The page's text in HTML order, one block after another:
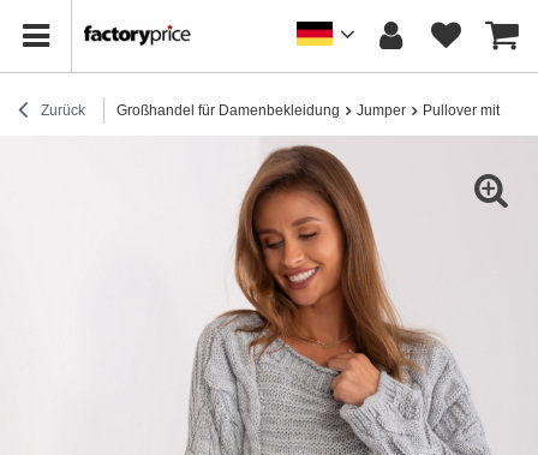
Zurück Großhandel für Damenbekleidung Jumper Pullover mit